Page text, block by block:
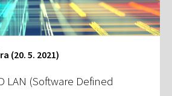
(20. 5. 2021)
LAN (Software Defined